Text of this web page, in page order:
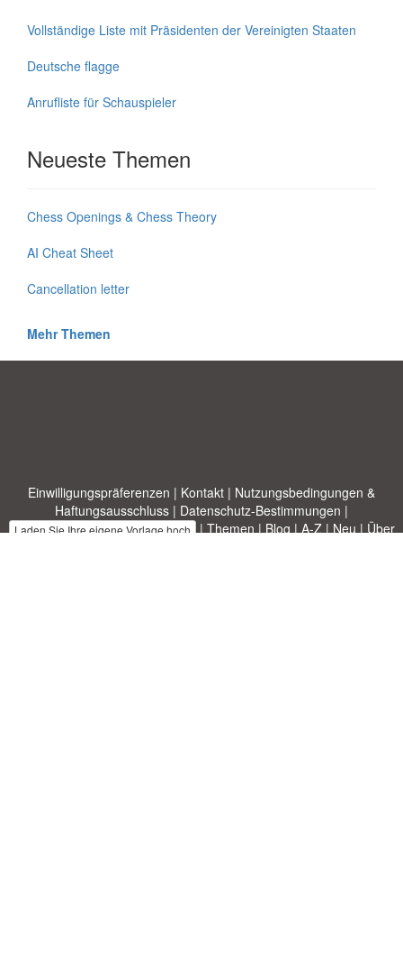
Vollständige Liste mit Präsidenten der Vereinigten Staaten
Deutsche flagge
Anrufliste für Schauspieler
Neueste Themen
Chess Openings & Chess Theory
AI Cheat Sheet
Cancellation letter
Mehr Themen
Einwilligungspräferenzen | Kontakt | Nutzungsbedingungen &
Haftungsausschluss | Datenschutz-Bestimmungen |
Laden Sie Ihre eigene Vorlage hoch | Themen | Blog | A-Z | Neu | Über